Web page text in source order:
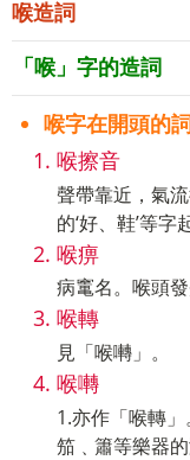
喉造詞
「喉」字的造詞
喉字在開頭的
喉擦音
聲帶靠近，氣
的‘好、鞋’等
喉痹
病竃名。喉頭發
喉轉
見「喉囀」。
喉囀
1.亦作「喉轉
笳﹑簫等樂器的